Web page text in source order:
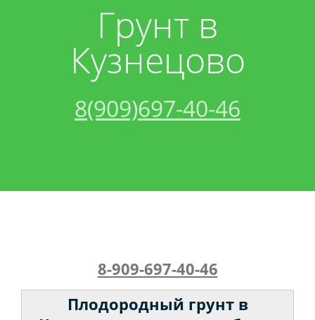
Доставка:
Торф
Асфальт
Грунт в
Кузнецово
8(909)697-40-46
8-909-697-40-46
Плодородный грунт в